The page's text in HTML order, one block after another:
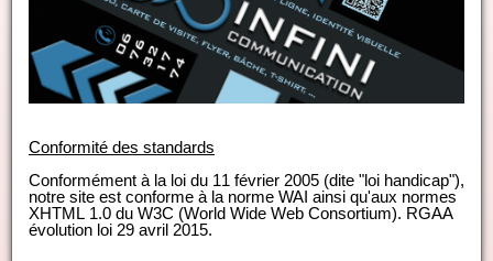
Conformité des standards
Conformément à la loi du 11 février 2005 (dite "loi handicap"),
notre site est conforme à la norme WAI ainsi qu'aux normes
XHTML 1.0 du W3C (World Wide Web Consortium). RGAA
évolution loi 29 avril 2015.